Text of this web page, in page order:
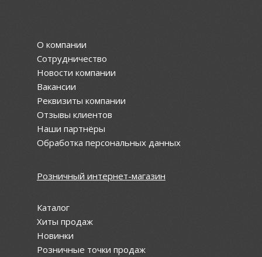
О компании
Сотрудничество
Новости компании
Вакансии
Реквизиты компании
Отзывы клиентов
Наши партнёры
Обработка персональных данных
Розничный интернет-магазин
Каталог
Хиты продаж
Новинки
Розничные точки продаж